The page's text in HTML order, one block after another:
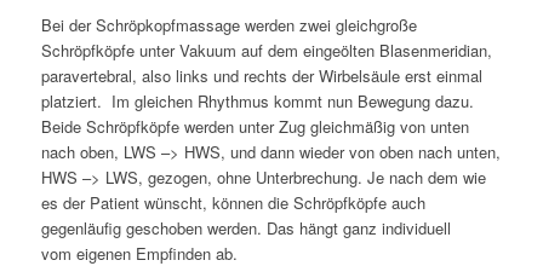
Bei der Schröpkopfmassage werden zwei gleichgroße
Schröpfköpfe unter Vakuum auf dem eingeölten Blasenmeridian,
paravertebral, also links und rechts der Wirbelsäule erst einmal
platziert. Im gleichen Rhythmus kommt nun Bewegung dazu.
Beide Schröpfköpfe werden unter Zug gleichmäßig von unten
nach oben, LWS –> HWS, und dann wieder von oben nach unten,
HWS –> LWS, gezogen, ohne Unterbrechung. Je nach dem wie
es der Patient wünscht, können die Schröpfköpfe auch
gegenläufig geschoben werden. Das hängt ganz individuell
vom eigenen Empfinden ab.